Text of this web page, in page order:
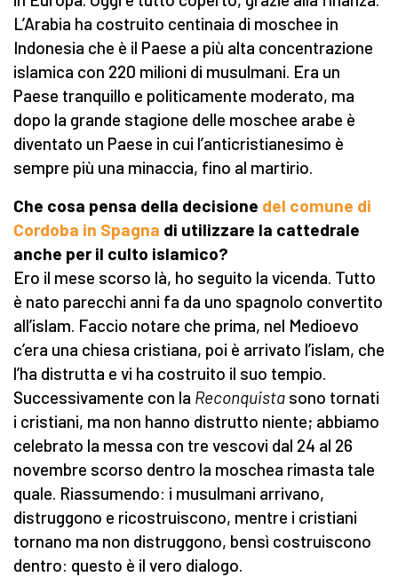
L’Arabia ha costruito centinaia di moschee in
Indonesia che è il Paese a più alta concentrazione
islamica con 220 milioni di musulmani. Era un
Paese tranquillo e politicamente moderato, ma
dopo la grande stagione delle moschee arabe è
diventato un Paese in cui l’anticristianesimo è
sempre più una minaccia, fino al martirio.
Che cosa pensa della decisione del comune di
Cordoba in Spagna di utilizzare la cattedrale
anche per il culto islamico?
Ero il mese scorso là, ho seguito la vicenda. Tutto
è nato parecchi anni fa da uno spagnolo convertito
all’islam. Faccio notare che prima, nel Medioevo
c’era una chiesa cristiana, poi è arrivato l’islam, che
l’ha distrutta e vi ha costruito il suo tempio.
Successivamente con la Reconquista sono tornati
i cristiani, ma non hanno distrutto niente; abbiamo
celebrato la messa con tre vescovi dal 24 al 26
novembre scorso dentro la moschea rimasta tale
quale. Riassumendo: i musulmani arrivano,
distruggono e ricostruiscono, mentre i cristiani
tornano ma non distruggono, bensì costruiscono
dentro: questo è il vero dialogo.